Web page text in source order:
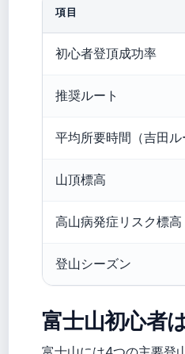
項目
初心者登頂成功率
推奨ルート
平均所要時間（吉田ル
山頂標高
高山病発症リスク標高
登山シーズン
富士山初心者